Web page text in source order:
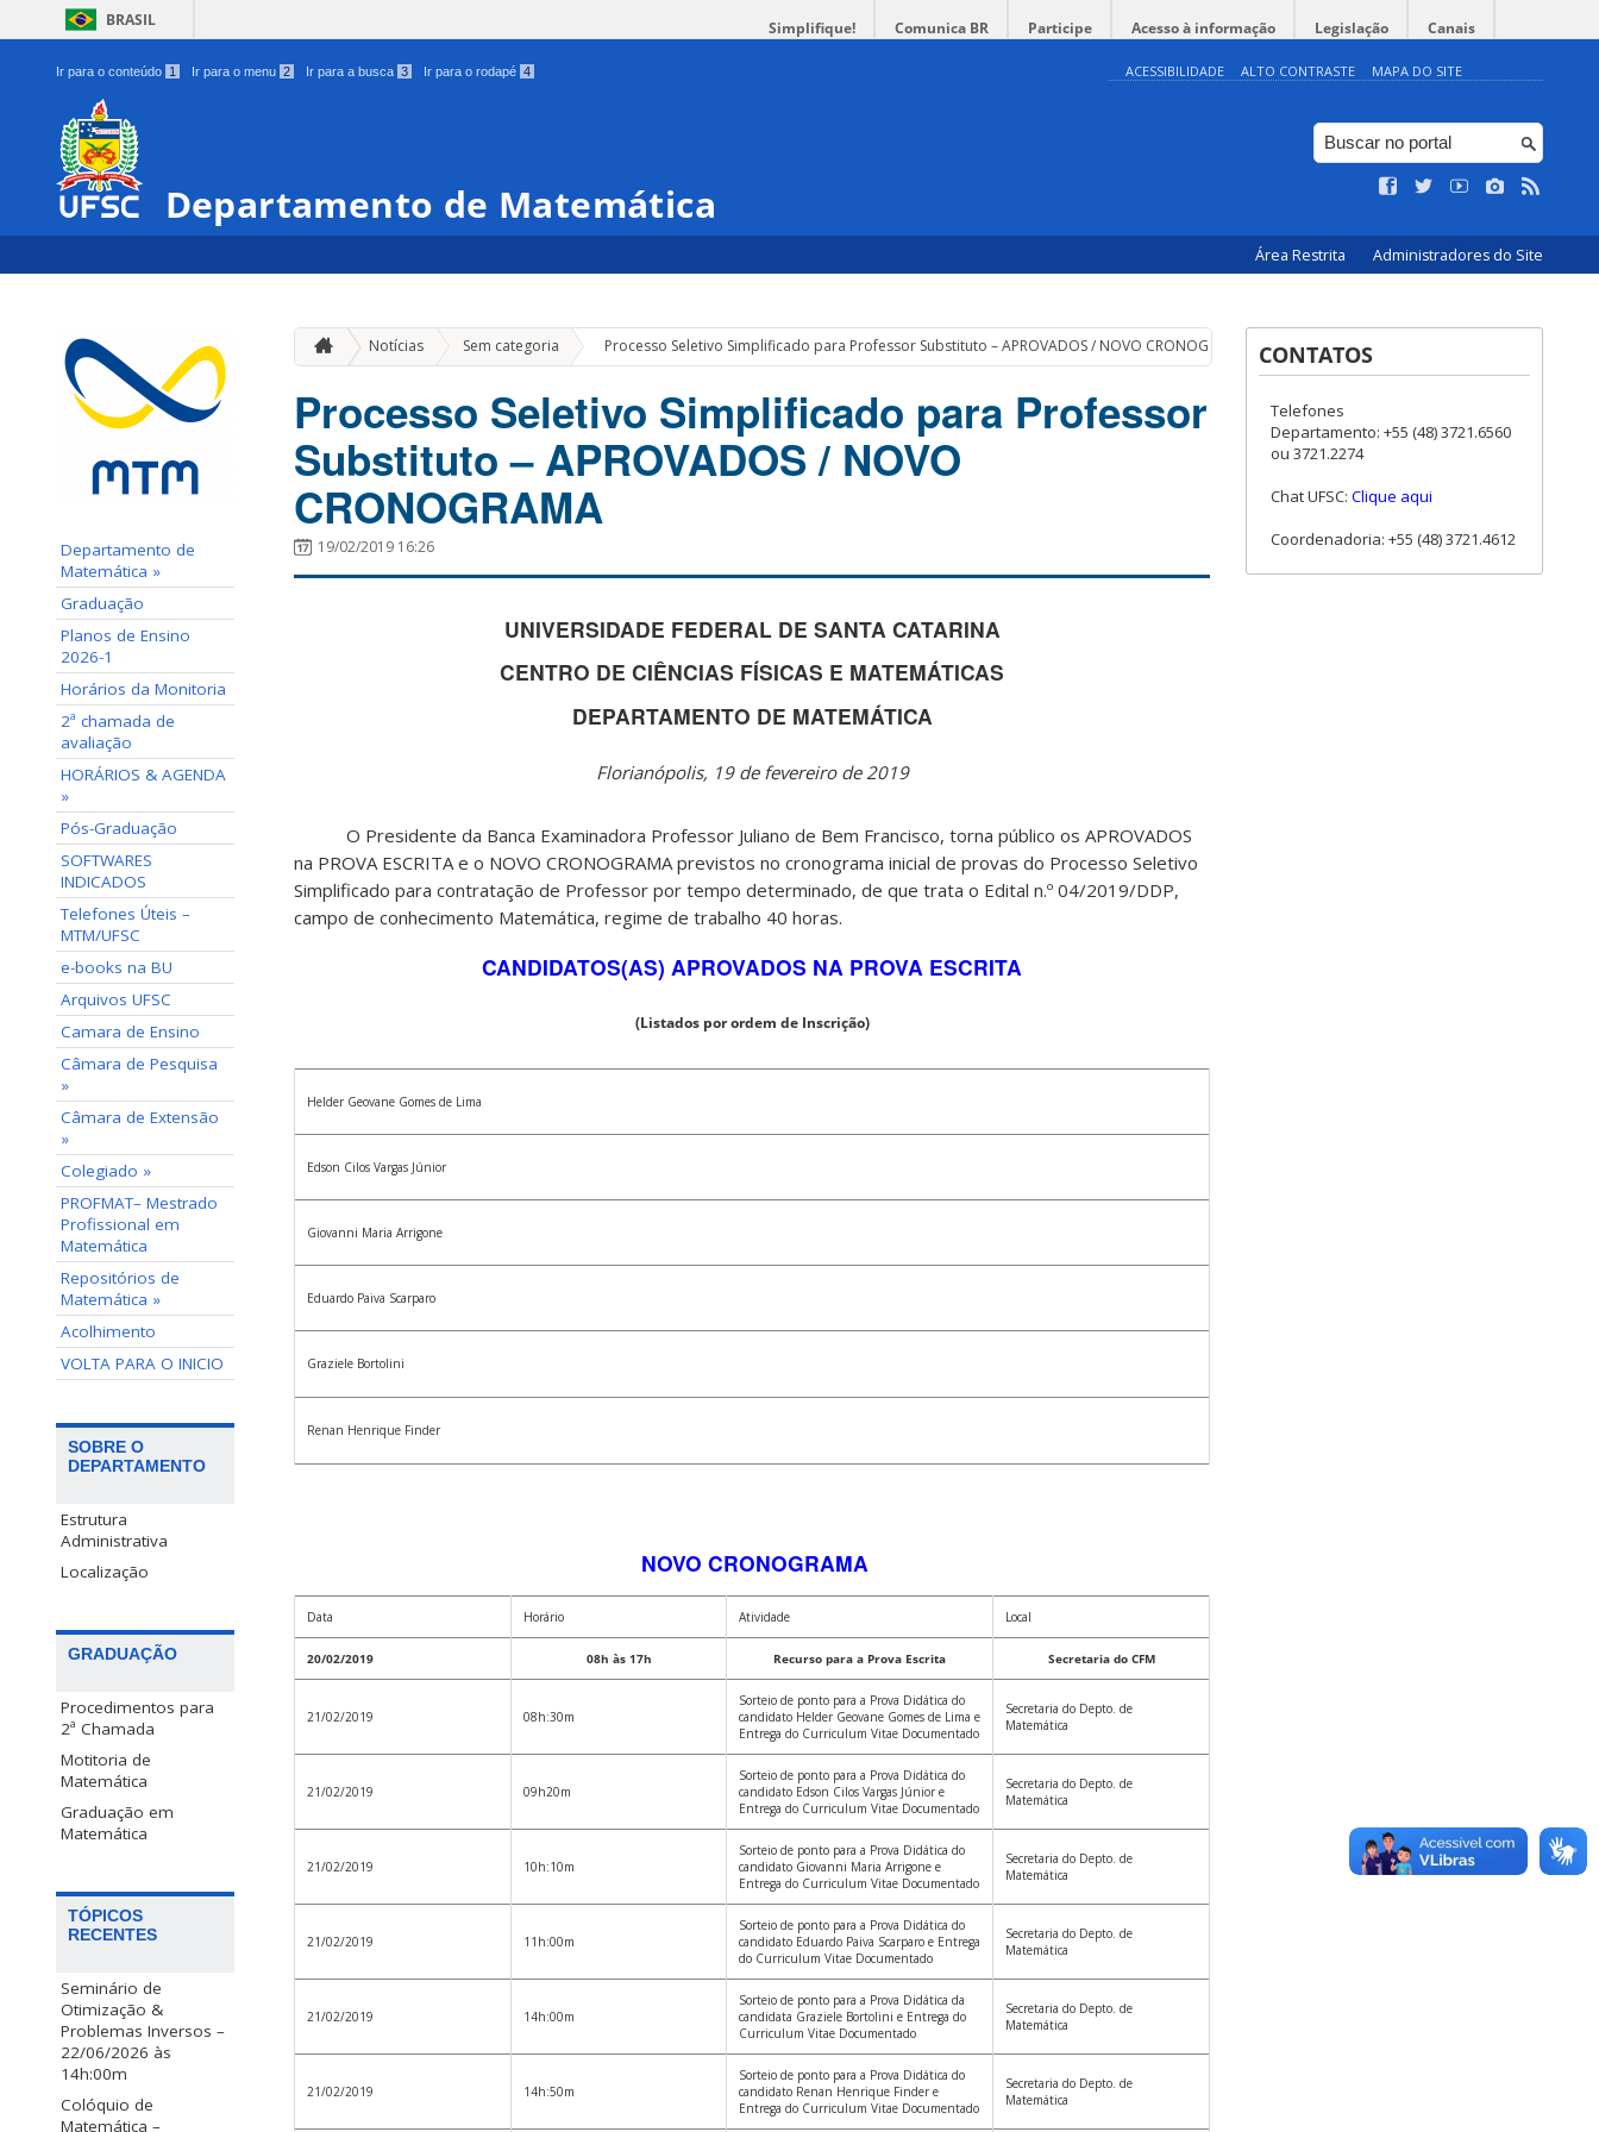
BRASIL Simplifique! Comunica BR Participe Acesso à informação Legislação Canais
Ir para o conteúdo 1 Ir para o menu 2 Ir para a busca 3 Ir para o rodapé 4 ACESSIBILIDADE ALTO CONTRASTE MAPA DO SITE
Departamento de Matemática
Área Restrita Administradores do Site
Departamento de
Matemática »
Graduação
Planos de Ensino
2026-1
Horários da Monitoria
2ª chamada de
avaliação
HORÁRIOS & AGENDA
»
Pós-Graduação
SOFTWARES
INDICADOS
Telefones Úteis –
MTM/UFSC
e-books na BU
Arquivos UFSC
Camara de Ensino
Câmara de Pesquisa
»
Câmara de Extensão
»
Colegiado »
PROFMAT– Mestrado
Profissional em
Matemática
Repositórios de
Matemática »
Acolhimento
VOLTA PARA O INICIO
SOBRE O
DEPARTAMENTO
Estrutura
Administrativa
Localização
GRADUAÇÃO
Procedimentos para
2ª Chamada
Motitoria de
Matemática
Graduação em
Matemática
TÓPICOS
RECENTES
Seminário de
Otimização &
Problemas Inversos –
22/06/2026 às
14h:00m
Colóquio de
Matemática –
Notícias Sem categoria » Processo Seletivo Simplificado para Professor Substituto – APROVADOS / NOVO CRONOGRAMA
Processo Seletivo Simplificado para Professor
Substituto – APROVADOS / NOVO
CRONOGRAMA
19/02/2019 16:26
UNIVERSIDADE FEDERAL DE SANTA CATARINA
CENTRO DE CIÊNCIAS FÍSICAS E MATEMÁTICAS
DEPARTAMENTO DE MATEMÁTICA
Florianópolis, 19 de fevereiro de 2019
O Presidente da Banca Examinadora Professor Juliano de Bem Francisco, torna público os APROVADOS
na PROVA ESCRITA e o NOVO CRONOGRAMA previstos no cronograma inicial de provas do Processo Seletivo
Simplificado para contratação de Professor por tempo determinado, de que trata o Edital n.º 04/2019/DDP,
campo de conhecimento Matemática, regime de trabalho 40 horas.
CANDIDATOS(AS) APROVADOS NA PROVA ESCRITA
(Listados por ordem de Inscrição)
Helder Geovane Gomes de Lima
Edson Cilos Vargas Júnior
Giovanni Maria Arrigone
Eduardo Paiva Scarparo
Graziele Bortolini
Renan Henrique Finder
NOVO CRONOGRAMA
Data Horário Atividade Local
20/02/2019 08h às 17h Recurso para a Prova Escrita Secretaria do CFM
21/02/2019 08h:30m
Sorteio de ponto para a Prova Didática do
candidato Helder Geovane Gomes de Lima e
Entrega do Curriculum Vitae Documentado
Secretaria do Depto. de
Matemática
21/02/2019 09h20m
Sorteio de ponto para a Prova Didática do
candidato Edson Cilos Vargas Júnior e
Entrega do Curriculum Vitae Documentado
Secretaria do Depto. de
Matemática
21/02/2019 10h:10m
Sorteio de ponto para a Prova Didática do
candidato Giovanni Maria Arrigone e
Entrega do Curriculum Vitae Documentado
Secretaria do Depto. de
Matemática
21/02/2019 11h:00m
Sorteio de ponto para a Prova Didática do
candidato Eduardo Paiva Scarparo e Entrega
do Curriculum Vitae Documentado
Secretaria do Depto. de
Matemática
21/02/2019 14h:00m
Sorteio de ponto para a Prova Didática da
candidata Graziele Bortolini e Entrega do
Curriculum Vitae Documentado
Secretaria do Depto. de
Matemática
21/02/2019 14h:50m
Sorteio de ponto para a Prova Didática do
candidato Renan Henrique Finder e
Entrega do Curriculum Vitae Documentado
Secretaria do Depto. de
Matemática
CONTATOS
Telefones
Departamento: +55 (48) 3721.6560
ou 3721.2274
Chat UFSC: Clique aqui
Coordenadoria: +55 (48) 3721.4612